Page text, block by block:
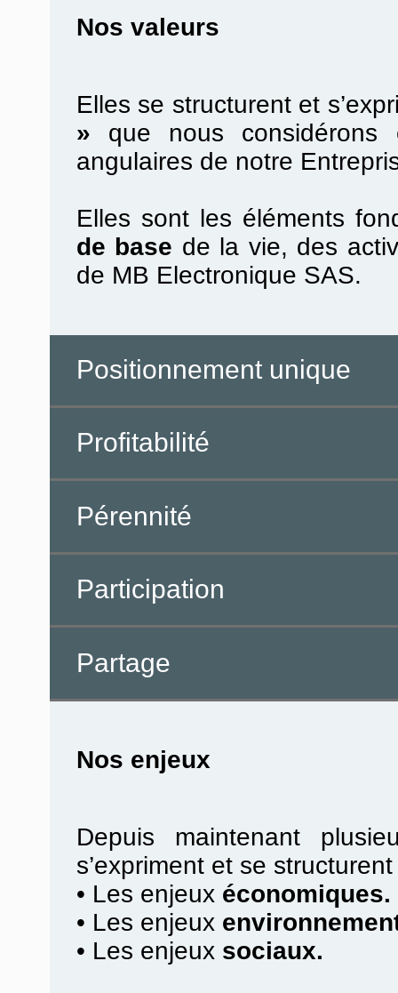
Nos valeurs
Elles se structurent et
» que nous considérons
angulaires de notre
Elles sont les éléments
de base de la vie, des
de MB Electronique SAS.
Positionnement unique
Profitabilité
Pérennité
Participation
Partage
Nos enjeux
Depuis maintenant
s’expriment et se
• Les enjeux économiques.
• Les enjeux
• Les enjeux sociaux.